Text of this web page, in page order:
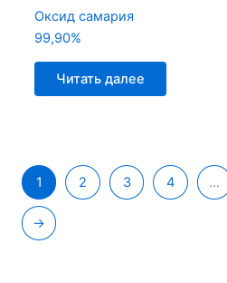
Оксид самария
99,90%
Читать далее
1 2 3 4 …
→